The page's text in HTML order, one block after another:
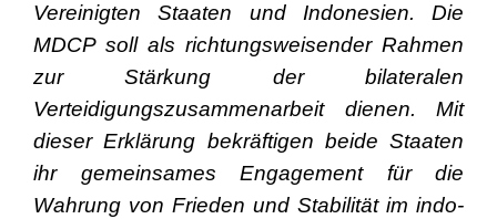
Vereinigten Staaten und Indonesien. Die
MDCP soll als richtungsweisender Rahmen
zur Stärkung der bilateralen
Verteidigungszusammenarbeit dienen. Mit
dieser Erklärung bekräftigen beide Staaten
ihr gemeinsames Engagement für die
Wahrung von Frieden und Stabilität im indo-